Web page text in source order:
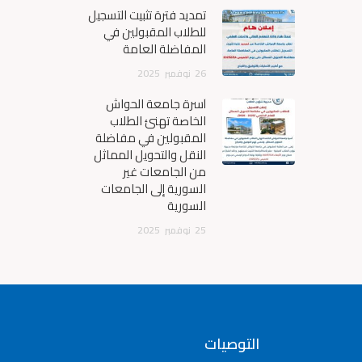
تمديد فترة تثبيت التسجيل
للطلاب المقبولين في
المفاضلة العامة
26 نوفمبر 2025
أسرة جامعة الحواش
الخاصة تهنئ الطلاب
المقبولين في مفاضلة
النقل والتحويل المماثل
من الجامعات غير
السورية إلى الجامعات
السورية
25 نوفمبر 2025
التوصيات